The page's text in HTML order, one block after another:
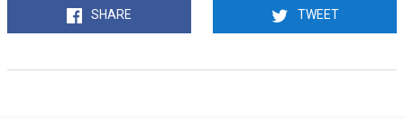
SHARE TWEET